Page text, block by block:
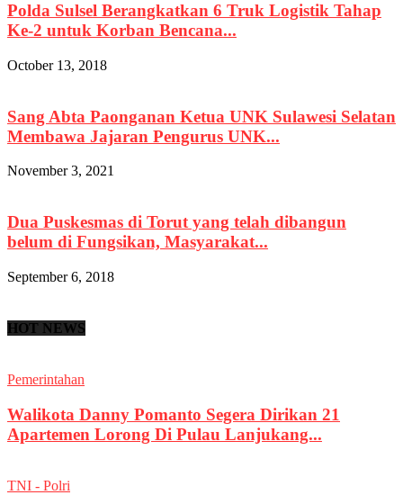
Polda Sulsel Berangkatkan 6 Truk Logistik Tahap
Ke-2 untuk Korban Bencana...
October 13, 2018
Sang Abta Paonganan Ketua UNK Sulawesi Selatan
Membawa Jajaran Pengurus UNK...
November 3, 2021
Dua Puskesmas di Torut yang telah dibangun
belum di Fungsikan, Masyarakat...
September 6, 2018
HOT NEWS
Pemerintahan
Walikota Danny Pomanto Segera Dirikan 21
Apartemen Lorong Di Pulau Lanjukang...
TNI - Polri